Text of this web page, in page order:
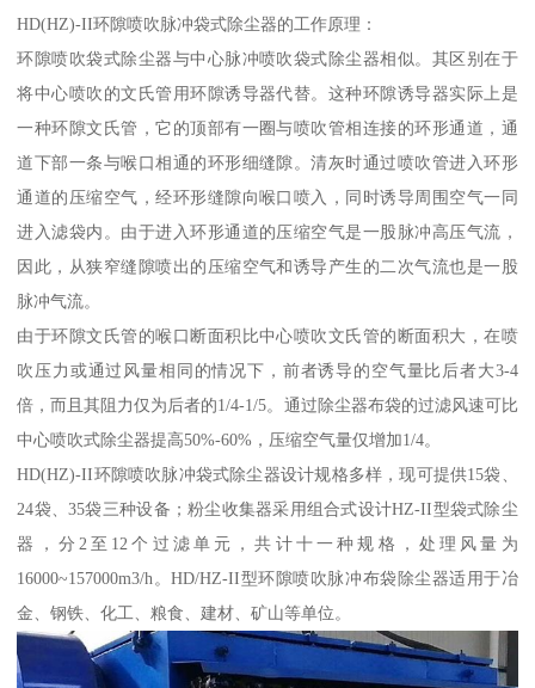
HD(HZ)-II环隙喷吹脉冲袋式除尘器的工作原理：
环隙喷吹袋式除尘器与中心脉冲喷吹袋式除尘器相似。其区别在于
将中心喷吹的文氏管用环隙诱导器代替。这种环隙诱导器实际上是
一种环隙文氏管，它的顶部有一圈与喷吹管相连接的环形通道，通
道下部一条与喉口相通的环形细缝隙。清灰时通过喷吹管进入环形
通道的压缩空气，经环形缝隙向喉口喷入，同时诱导周围空气一同
进入滤袋内。由于进入环形通道的压缩空气是一股脉冲高压气流，
因此，从狭窄缝隙喷出的压缩空气和诱导产生的二次气流也是一股
脉冲气流。
由于环隙文氏管的喉口断面积比中心喷吹文氏管的断面积大，在喷
吹压力或通过风量相同的情况下，前者诱导的空气量比后者大3-4
倍，而且其阻力仅为后者的1/4-1/5。通过除尘器布袋的过滤风速可比
中心喷吹式除尘器提高50%-60%，压缩空气量仅增加1/4。
HD(HZ)-II环隙喷吹脉冲袋式除尘器设计规格多样，现可提供15袋、
24袋、35袋三种设备；粉尘收集器采用组合式设计HZ-II型袋式除尘
器，分2至12个过滤单元，共计十一种规格，处理风量为
16000~157000m3/h。HD/HZ-II型环隙喷吹脉冲布袋除尘器适用于冶
金、钢铁、化工、粮食、建材、矿山等单位。